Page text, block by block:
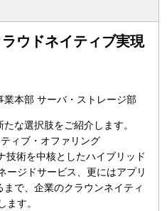
ウドネイティブ実現
業本部 サーバ・ストレージ部
選択肢をご紹介します。
ィブ・オファリング
技術を中核としたハイブリッド
ージドサービス、更にはアプリ
で、企業のクラウンネイティ
ます。